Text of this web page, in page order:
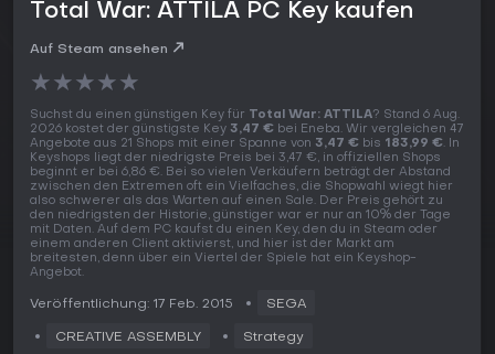
Total War: ATTILA PC Key kaufen
Auf Steam ansehen
★★★★★
Suchst du einen günstigen Key für Total War: ATTILA? Stand 6 Aug.
2026 kostet der günstigste Key 3,47 € bei Eneba. Wir vergleichen 47
Angebote aus 21 Shops mit einer Spanne von 3,47 € bis 183,99 €. In
Keyshops liegt der niedrigste Preis bei 3,47 €, in offiziellen Shops
beginnt er bei 6,86 €. Bei so vielen Verkäufern beträgt der Abstand
zwischen den Extremen oft ein Vielfaches, die Shopwahl wiegt hier
also schwerer als das Warten auf einen Sale. Der Preis gehört zu
den niedrigsten der Historie, günstiger war er nur an 10% der Tage
mit Daten. Auf dem PC kaufst du einen Key, den du in Steam oder
einem anderen Client aktivierst, und hier ist der Markt am
breitesten, denn über ein Viertel der Spiele hat ein Keyshop-
Angebot.
Veröffentlichung: 17 Feb. 2015 SEGA
CREATIVE ASSEMBLY Strategy